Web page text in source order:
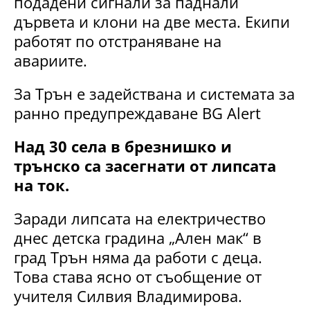
дървета и клони на две места. Екипи
работят по отстраняване на
авариите.
За Трън е задействана и системата за
ранно предупреждаване BG Alert
Над 30 села в брезнишко и
трънско са засегнати от липсата
на ток.
Заради липсата на електричество
днес детска градина „Ален мак“ в
град Трън няма да работи с деца.
Това става ясно от съобщение от
учителя Силвия Владимирова.